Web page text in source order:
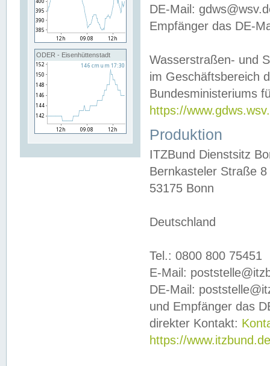
ODER - Eisenhüttenstadt
DE-Mail:
Empfänger das DE-
Wasserstraßen- und
im Geschäftsbereich
Bundesministeriums
https://
Produktion
ITZBund Dienstsitz
Bernkasteler Straße 8
53175 Bonn
Deutschland
Tel.: 0800 800 75451
E-Mail:
DE-Mail:
und Empfänger das
direkter Kontakt:
https://